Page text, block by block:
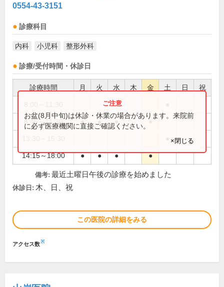
0554-43-3151
診療科目
内科 小児科 整形外科
診療/受付時間・休診日
診療時間 月 火 水 木 金 土 日 祝
8:45～11:30 ● ● ● ●
14:15～18:00 ● ● ● ●
お盆(8月中旬)は休診・休業の場合があります。来院前
に必ず医療機関に直接ご確認ください。
×閉じる
備考: 最近土曜日午後の診療を始めました
休診日: 木、日、祝
この医院の詳細をみる
アクセス数※